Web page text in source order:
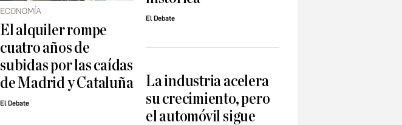
ECONOMÍA
El alquiler rompe
cuatro años de
subidas por las caídas
de Madrid y Cataluña
El Debate
El Debate
La industria acelera
su crecimiento, pero
el automóvil sigue